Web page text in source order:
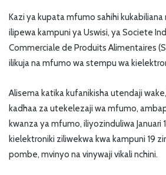
Kazi ya kupata mfumo sahihi
ilipewa kampuni ya Uswisi, ya Societe
Commerciale de Produits Alimentaires
ilikuja na mfumo wa stempu wa
Alisema katika kufanikisha utendaji
kadhaa za utekelezaji wa mfumo,
kwanza ya mfumo, iliyozinduliwa Januari
kielektroniki ziliwekwa kwa kampuni 19
pombe, mvinyo na vinywaji vikali nchini.